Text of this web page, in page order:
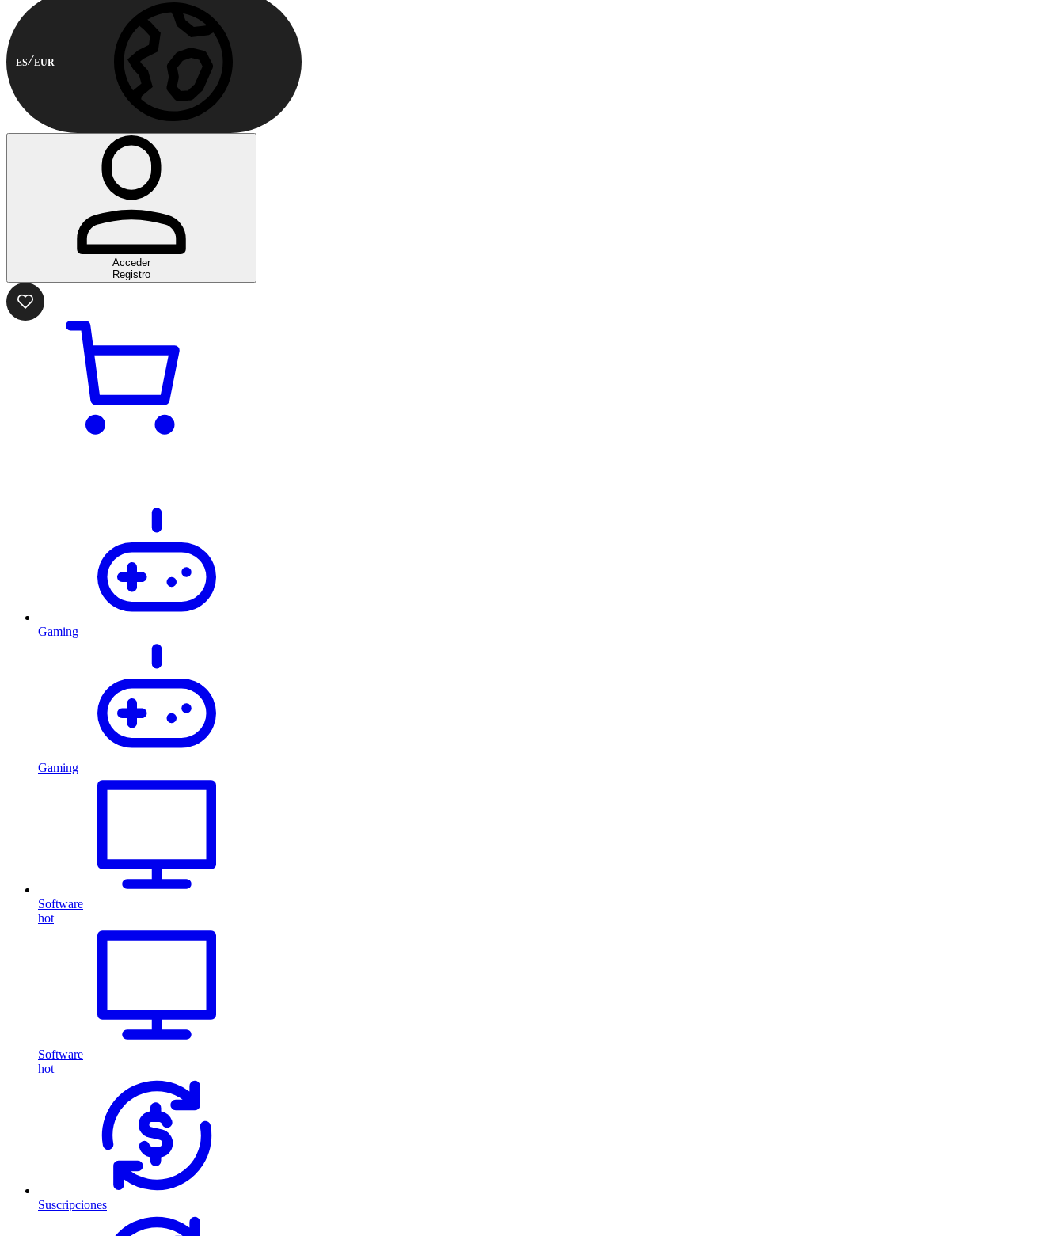
ES EUR
Acceder
Registro
Gaming
Gaming
Software
hot
Software
hot
Suscripciones